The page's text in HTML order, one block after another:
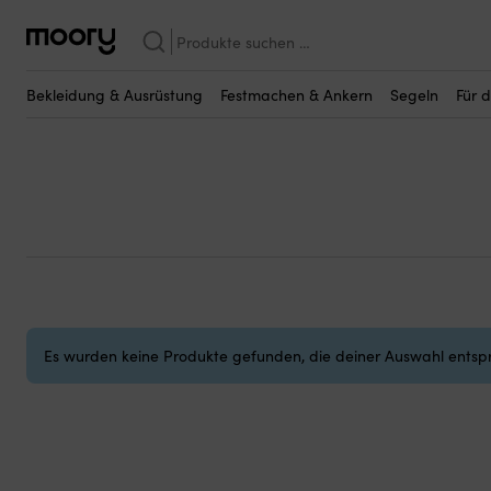
Suchen
nach:
Bekleidung & Ausrüstung Festmachen & Ankern Segeln Für
Baumpersenninge
Es wurden keine Produkte gefunden, die deiner Auswahl